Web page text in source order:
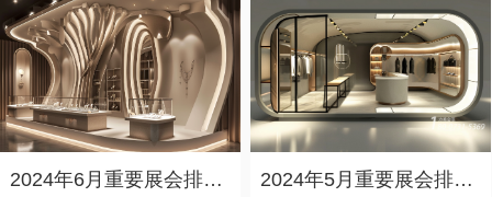
2024年6月重要展会排期信息，展会策划展台设计搭建公司推荐 2024年5月重要展会排期信息，展台设计定制厂家推荐